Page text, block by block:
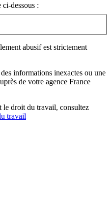
dessous :
abusif est strictement
informations inexactes ou une
de votre agence France
le droit du travail, consultez
travail